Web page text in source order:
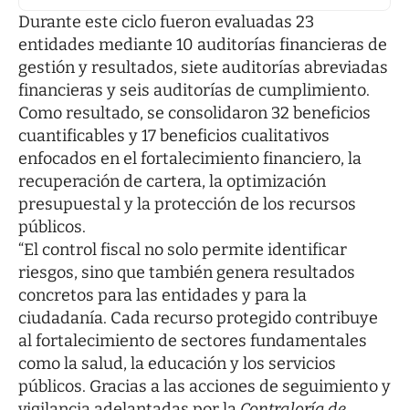
Durante este ciclo fueron evaluadas 23
entidades mediante 10 auditorías financieras de
gestión y resultados, siete auditorías abreviadas
financieras y seis auditorías de cumplimiento.
Como resultado, se consolidaron 32 beneficios
cuantificables y 17 beneficios cualitativos
enfocados en el fortalecimiento financiero, la
recuperación de cartera, la optimización
presupuestal y la protección de los recursos
públicos.
“El control fiscal no solo permite identificar
riesgos, sino que también genera resultados
concretos para las entidades y para la
ciudadanía. Cada recurso protegido contribuye
al fortalecimiento de sectores fundamentales
como la salud, la educación y los servicios
públicos. Gracias a las acciones de seguimiento y